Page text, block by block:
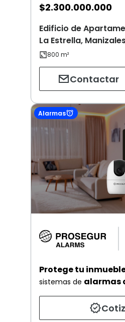
$2.300.000.000
Edificio de
La Estrella,
Contactar
Alarmas
Protege tu
sistemas de alarmas